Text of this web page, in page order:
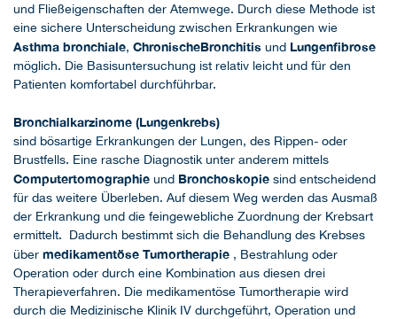
und Fließeigenschaften der Atemwege. Durch diese Methode ist
eine sichere Unterscheidung zwischen Erkrankungen wie
Asthma bronchiale, ChronischeBronchitis und Lungenfibrose
möglich. Die Basisuntersuchung ist relativ leicht und für den
Patienten komfortabel durchführbar.
Bronchialkarzinome (Lungenkrebs)
sind bösartige Erkrankungen der Lungen, des Rippen- oder
Brustfells. Eine rasche Diagnostik unter anderem mittels
Computertomographie und Bronchoskopie sind entscheidend
für das weitere Überleben. Auf diesem Weg werden das Ausmaß
der Erkrankung und die feingewebliche Zuordnung der Krebsart
ermittelt. Dadurch bestimmt sich die Behandlung des Krebses
über medikamentöse Tumortherapie , Bestrahlung oder
Operation oder durch eine Kombination aus diesen drei
Therapieverfahren. Die medikamentöse Tumortherapie wird
durch die Medizinische Klinik IV durchgeführt, Operation und